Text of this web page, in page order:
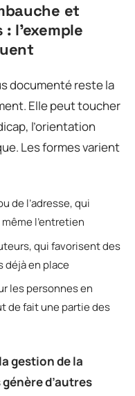
et
l’exemple
documenté reste la
Elle peut toucher
l’orientation
Les formes varient
de l’adresse, qui
l’entretien
qui favorisent des
déjà en place
les personnes en
de fait une partie des
la gestion de la
d’autres